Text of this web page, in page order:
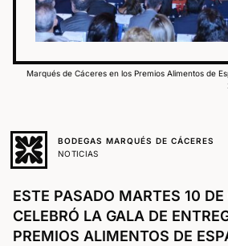
Marqués de Cáceres en los Premios Alimentos de
BODEGAS MARQUÉS DE CÁCERES
NOTICIAS
ESTE PASADO MARTES 10 DE
CELEBRÓ LA GALA DE
PREMIOS ALIMENTOS DE